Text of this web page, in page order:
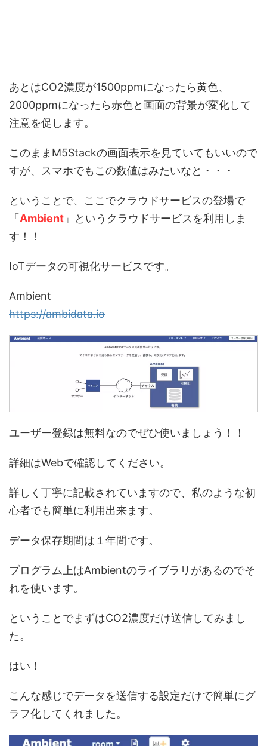
あとはCO2濃度が1500ppmになったら黄色、
2000ppmになったら赤色と画面の背景が変化して
注意を促します。
このままM5Stackの画面表示を見ていてもいいので
すが、スマホでもこの数値はみたいなと・・・
ということで、ここでクラウドサービスの登場で
「 Ambient 」というクラウドサービスを利用しま
す！！
IoTデータの可視化サービスです。
Ambient
https://ambidata.io
ユーザー登録は無料なのでぜひ使いましょう！！
詳細はWebで確認してください。
詳しく丁寧に記載されていますので、私のような初
心者でも簡単に利用出来ます。
データ保存期間は１年間です。
プログラム上はAmbientのライブラリがあるのでそ
れを使います。
ということでまずはCO2濃度だけ送信してみまし
た。
はい！
こんな感じでデータを送信する設定だけで簡単にグ
ラフ化してくれました。